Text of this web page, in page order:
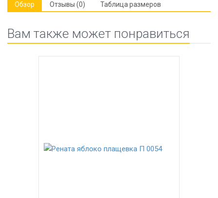
Обзор Отзывы (0) Таблица размеров
Вам также может понравиться